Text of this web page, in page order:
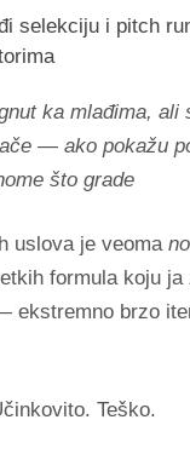
selekciju i pitch
ka mlađima, ali
— ako pokažu
što grade
uslova je veoma
formula koju ja
ekstremno brzo
Teško.